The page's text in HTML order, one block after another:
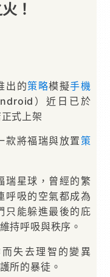
！
出的策略模擬手機
）近日已於
式上架
款將福瑞與放置策
瑞星球，曾經的繁
呼吸的空氣都成為
只能躲進最後的庇
持呼吸與秩序。
失去理智的變異
所的暴徒。